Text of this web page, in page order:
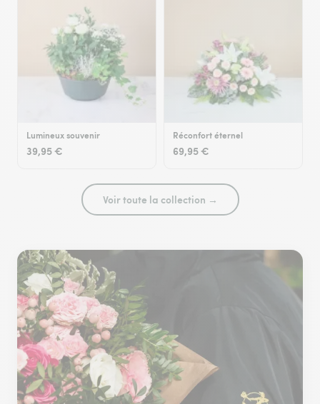
Lumineux souvenir
39,95 €
Réconfort éternel
69,95 €
Voir toute la collection →